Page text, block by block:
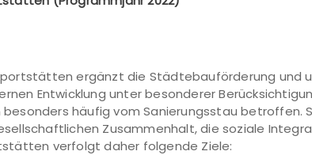
ergänzt die Städtebauförderung
Entwicklung unter besonderer
häufig vom Sanierungsstau betroffen.
Zusammenhalt, die soziale
verfolgt daher folgende Ziele: